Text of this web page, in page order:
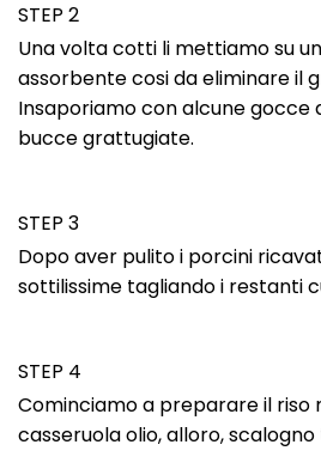
STEP 2
Una volta cotti li mettiamo su
assorbente cosi da eliminare il
Insaporiamo con alcune gocce
bucce grattugiate.
STEP 3
Dopo aver pulito i porcini
sottilissime tagliando i restanti
STEP 4
Cominciamo a preparare il riso
casseruola olio, alloro,